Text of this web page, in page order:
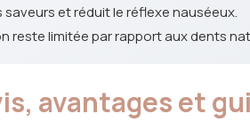
et réduit le réflexe nauséeux.
reste limitée par rapport aux dents
avantages et